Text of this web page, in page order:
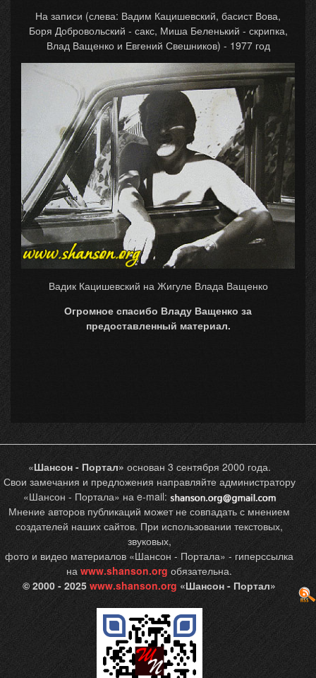
На записи (слева: Вадим Кацишевский, басист Вова,
Боря Добровольский - сакс, Миша Беленький - скрипка,
Влад Ващенко и Евгений Свешников) - 1977 год
Вадик Кацишевский на Жигуле Влада Ващенко
Огромное спасибо Владу Ващенко за
предоставленный материал.
«Шансон - Портал» основан 3 сентября 2000 года.
Свои замечания и предложения направляйте администратору
«Шансон - Портала» на e-mail:
Мнение авторов публикаций может не совпадать с мнением
создателей наших сайтов. При использовании текстовых,
звуковых,
фото и видео материалов «Шансон - Портала» - гиперссылка
на www.shanson.orgобязательна.
© 2000 - 2025 www.shanson.org «Шансон - Портал»